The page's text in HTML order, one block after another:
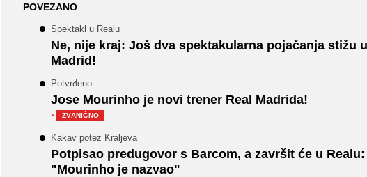
POVEZANO
Spektakl u Realu
Ne, nije kraj: Još dva spektakularna pojačanja stižu u
Madrid!
Potvrđeno
Jose Mourinho je novi trener Real Madrida!
·
ZVANIČNO
Kakav potez Kraljeva
Potpisao predugovor s Barcom, a završit će u Realu:
"Mourinho je nazvao"